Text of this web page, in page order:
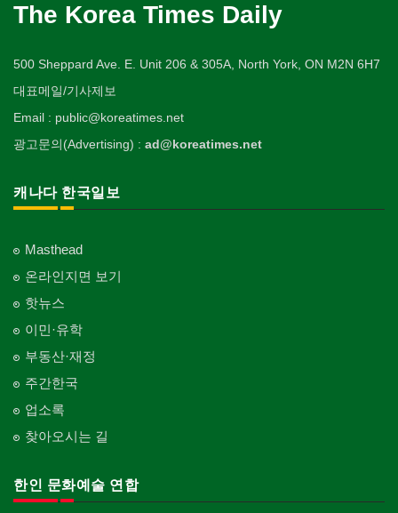
The Korea Times Daily
500 Sheppard Ave. E. Unit 206 & 305A, North York, ON M2N 6H7
대표메일/기사제보
Email : public@koreatimes.net
광고문의(Advertising) : ad@koreatimes.net
캐나다 한국일보
Masthead
온라인지면 보기
핫뉴스
이민·유학
부동산·재정
주간한국
업소록
찾아오시는 길
한인 문화예술 연합